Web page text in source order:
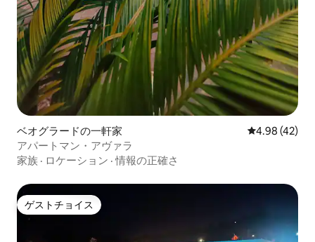
ベオグラードの一軒家 レビュー42
4.98 (42)
アパートマン・アヴァラ
家族 · ロケーション ·情報の正確さ
ゲストチョイス
ゲストチョイス